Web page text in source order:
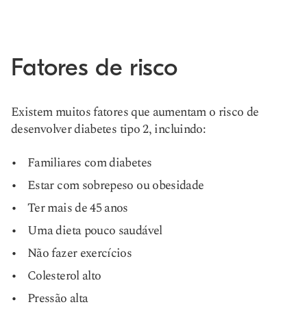
Fatores de risco
Existem muitos fatores que aumentam o risco de
desenvolver diabetes tipo 2, incluindo:
Familiares com diabetes
Estar com sobrepeso ou obesidade
Ter mais de 45 anos
Uma dieta pouco saudável
Não fazer exercícios
Colesterol alto
Pressão alta